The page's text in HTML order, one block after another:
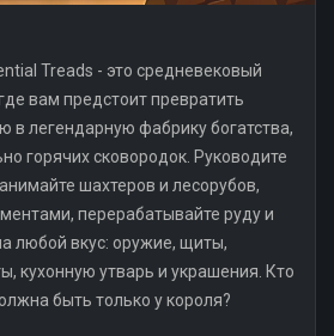
Treads - это средневековый
вам предстоит превратить
в легендарную фабрику богатства,
горячих сковородок. Руководите
шахтеров и лесорубов,
перерабатывайте руду и
любой вкус: оружие, щиты,
кухонную утварь и украшения. Кто
быть только у короля?